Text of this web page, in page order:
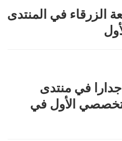
الزرقاء في المنتدى
في منتدى
الأول في